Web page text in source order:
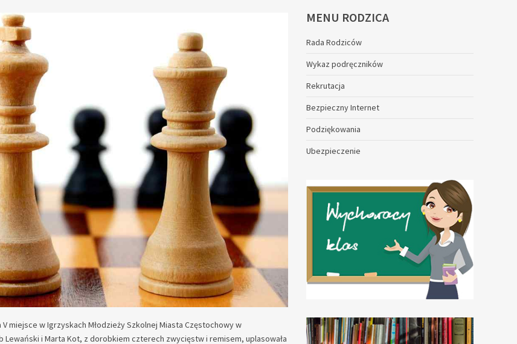
miejsce w Igrzyskach Młodzieży Szkolnej Miasta Częstochowy w
Lewański i Marta Kot, z dorobkiem czterech zwycięstw i remisem, uplasowała
MENU RODZICA
Rada Rodziców
Wykaz podręczników
Rekrutacja
Bezpieczny Internet
Podziękowania
Ubezpieczenie